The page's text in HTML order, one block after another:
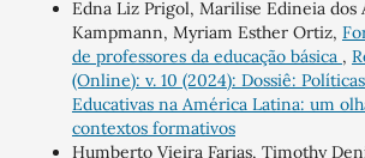
Edna Liz Prigol, Marilise Edineia dos
Kampmann, Myriam Esther Ortiz,
de professores da educação básica ,
(Online): v. 10 (2024): Dossiê:
Educativas na América Latina: um
contextos formativos
Humberto Vieira Farias, Timothy